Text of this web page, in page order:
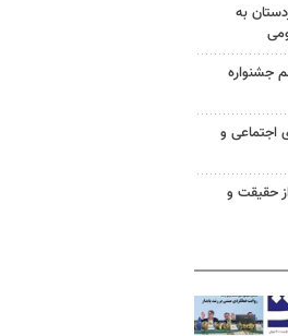
به
جشنواره
اجتماعی و
حقیقت و